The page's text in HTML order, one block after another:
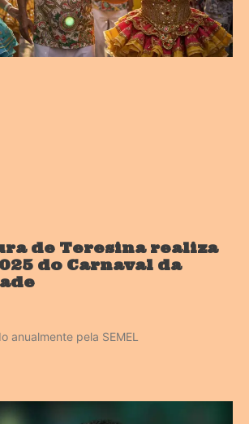
de Teresina realiza
do Carnaval da
anualmente pela SEMEL